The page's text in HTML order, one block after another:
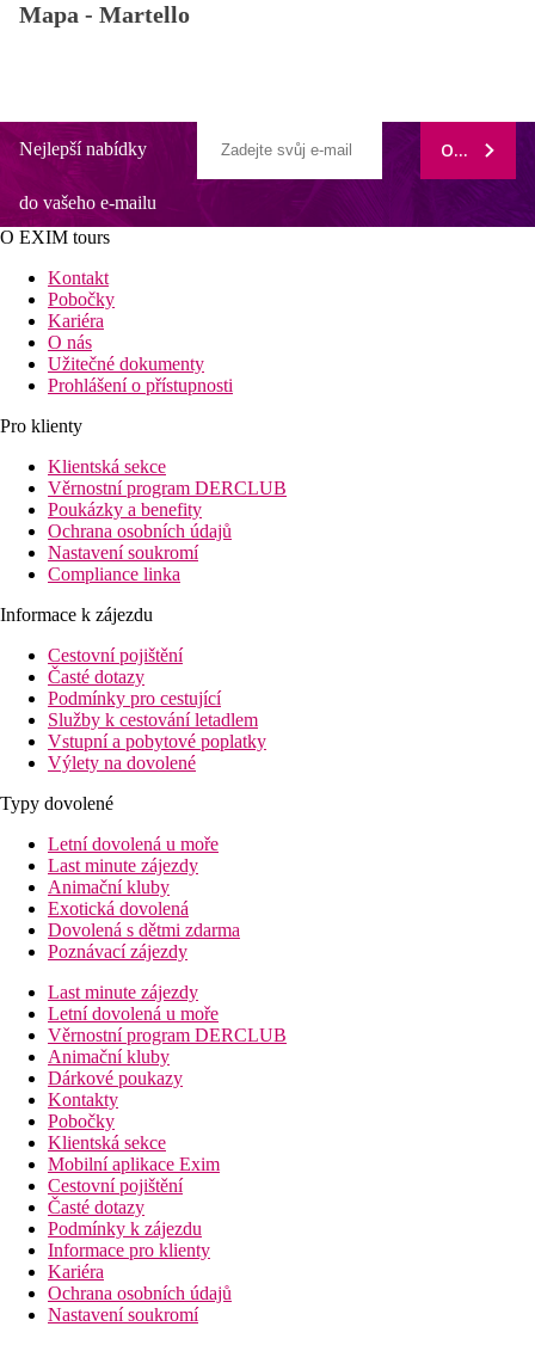
Mapa - Martello
Nejlepší nabídky
do vašeho e-mailu
ODEBÍRAT
O EXIM tours
Kontakt
Pobočky
Kariéra
O nás
Užitečné dokumenty
Prohlášení o přístupnosti
Pro klienty
Klientská sekce
Věrnostní program DERCLUB
Poukázky a benefity
Ochrana osobních údajů
Nastavení soukromí
Compliance linka
Informace k zájezdu
Cestovní pojištění
Časté dotazy
Podmínky pro cestující
Služby k cestování letadlem
Vstupní a pobytové poplatky
Výlety na dovolené
Typy dovolené
Letní dovolená u moře
Last minute zájezdy
Animační kluby
Exotická dovolená
Dovolená s dětmi zdarma
Poznávací zájezdy
Last minute zájezdy
Letní dovolená u moře
Věrnostní program DERCLUB
Animační kluby
Dárkové poukazy
Kontakty
Pobočky
Klientská sekce
Mobilní aplikace Exim
Cestovní pojištění
Časté dotazy
Podmínky k zájezdu
Informace pro klienty
Kariéra
Ochrana osobních údajů
Nastavení soukromí